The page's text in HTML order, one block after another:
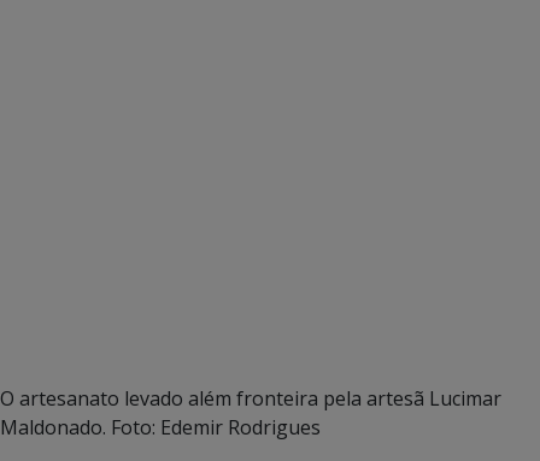
O artesanato levado além fronteira pela artesã Lucimar
Maldonado. Foto: Edemir Rodrigues